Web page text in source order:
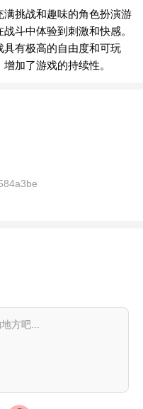
满挑战和趣味的角色扮演游
斗中体验到刺激和快感。
有极高的自由度和可玩
加了游戏的持续性。